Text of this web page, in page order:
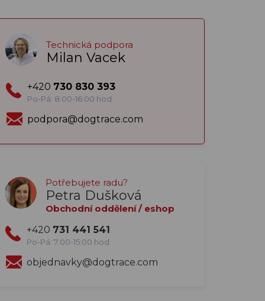
Technická podpora
Milan Vacek
+420 730 830 393
Po-Pá: 8:00-16:00 hod
podpora@dogtrace.com
Potřebujete radu?
Petra Dušková
Obchodní oddělení / eshop
+420 731 441 541
Po-Pá: 7:00-15:00 hod
objednavky@dogtrace.com